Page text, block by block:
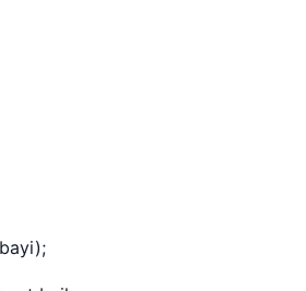
bayi);